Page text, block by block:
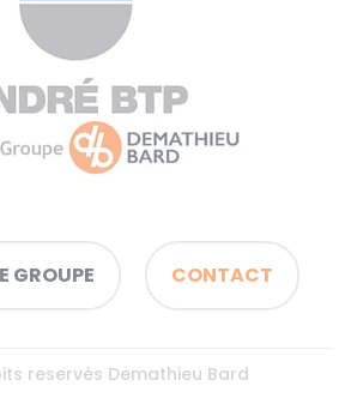
GROUPE CONTACT
reservés Demathieu Bard